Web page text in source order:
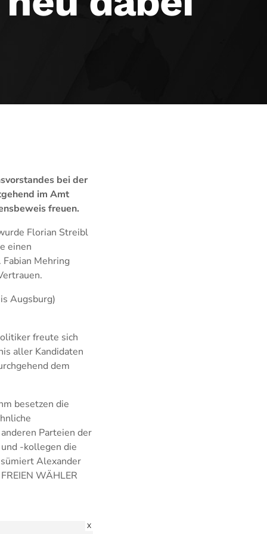
bei der
im Amt
freuen.
Florian Streibl
einen
Mehring
Augsburg)
freute sich
aller Kandidaten
dem
besetzen die
Parteien der
-kollegen die
Alexander
WÄHLER
X